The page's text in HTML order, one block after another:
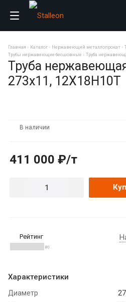
Главная Каталог Нержавеющий металлопрокат
Трубы нержавеющие бесшовные
Труба
Труба
273х11, 12Х18Н10Т
В наличии
411 000 ₽/т
Рейтинг
(0)
Характеристики
Диаметр